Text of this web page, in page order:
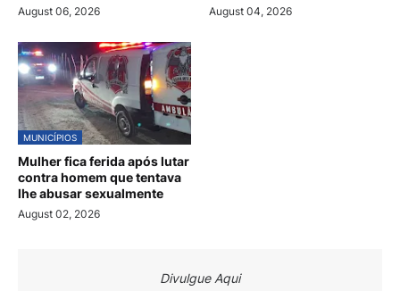
August 06, 2026 August 04, 2026
MUNICÍPIOS
Mulher fica ferida após lutar
contra homem que tentava
lhe abusar sexualmente
August 02, 2026
Divulgue Aqui